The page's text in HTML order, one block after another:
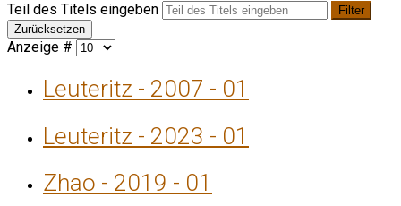
Teil des Titels eingeben
Filter
Zurücksetzen
Anzeige #
Leuteritz - 2007 - 01
Leuteritz - 2023 - 01
Zhao - 2019 - 01